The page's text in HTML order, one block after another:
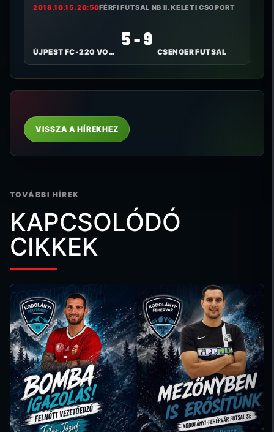
2018.10.15. 20:50FÉRFI FUTSAL NB II. KELETI CSOPORT
ÚJPEST FC-220 VOLT
5 - 9
CSENGER FUTSAL
VISSZA A HÍREKHEZ
TOVÁBBI HÍREK
KAPCSOLÓDÓ
CIKKEK